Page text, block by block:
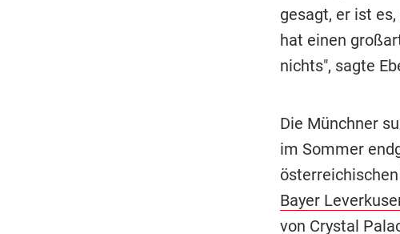
gesagt, er ist
hat einen
nichts", sagte
Die Münchner
im Sommer
Bayer
von Crystal